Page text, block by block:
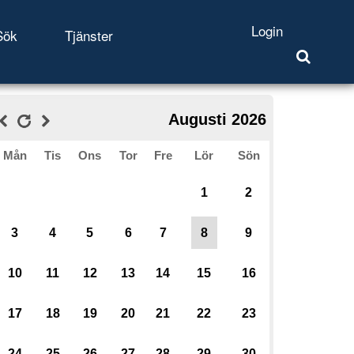
Tjänster Login
Augusti 2026
Mån Tis Ons Tor Fre Lör Sön
1 2
3 4 5 6 7 8 9
10 11 12 13 14 15 16
17 18 19 20 21 22 23